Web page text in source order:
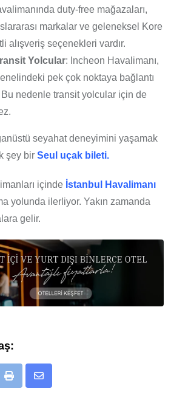
duty-free mağazaları,
markalar ve geleneksel Kore
alışveriş seçenekleri vardır.
Yolcular: Incheon Havalimanı,
pek çok noktaya bağlantı
nedenle transit yolcular için de
seyahat deneyimini yaşamak
şey bir Seul uçak bileti.
içinde İstanbul Havalimanı
yolunda ilerliyor. Yakın zamanda
gelir.
Print
E-